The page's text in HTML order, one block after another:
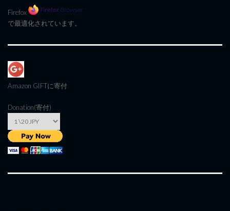
Firefox
で最適化されています。
Amazon GIFTに寄付
Donation(寄付)